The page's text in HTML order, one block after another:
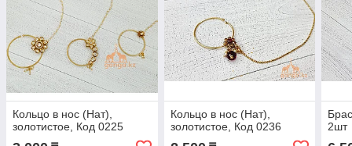
Кольцо в нос (Нат),
золотистое, Код 0225
Кольцо в нос (Нат),
золотистое, Код 0236
2шт